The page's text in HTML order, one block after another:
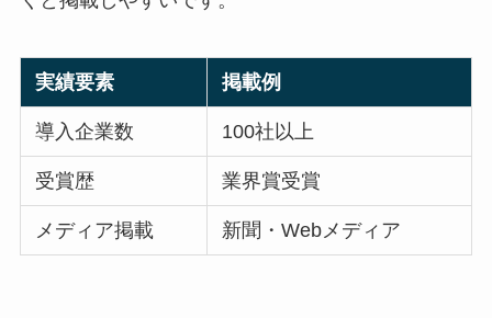
実績要素 掲載例
導入企業数 100社以上
受賞歴 業界賞受賞
メディア掲載 新聞・Webメディア